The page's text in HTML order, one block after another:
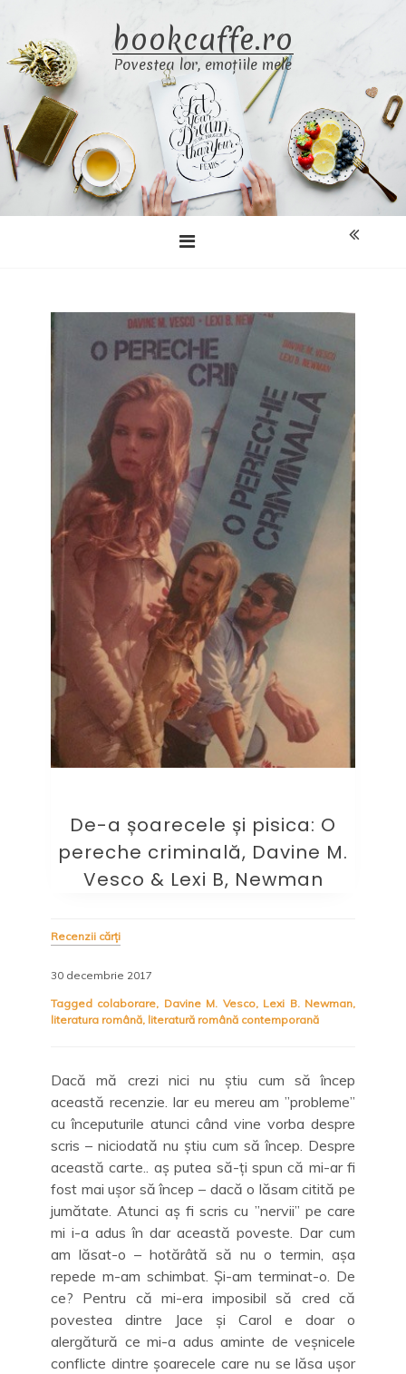
content
bookcaffe.ro
Povestea lor, emoțiile mele
De-a șoarecele și pisica: O
pereche criminală, Davine M.
Vesco & Lexi B, Newman
Recenzii cărți
30 decembrie 2017
Tagged colaborare, Davine M. Vesco, Lexi B. Newman,
literatura română, literatură română contemporană
Dacă mă crezi nici nu știu cum să încep
această recenzie. Iar eu mereu am ”probleme”
cu începuturile atunci când vine vorba despre
scris – niciodată nu știu cum să încep. Despre
această carte.. aș putea să-ți spun că mi-ar fi
fost mai ușor să încep – dacă o lăsam citită pe
jumătate. Atunci aș fi scris cu ”nervii” pe care
mi i-a adus în dar această poveste. Dar cum
am lăsat-o – hotărâtă să nu o termin, așa
repede m-am schimbat. Și-am terminat-o. De
ce? Pentru că mi-era imposibil să cred că
povestea dintre Jace și Carol e doar o
alergătură ce mi-a adus aminte de veșnicele
conflicte dintre șoarecele care nu se lăsa ușor